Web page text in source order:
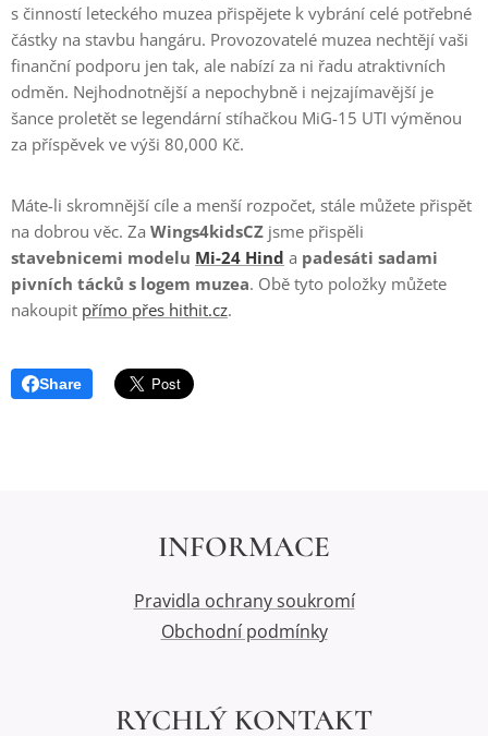
s činností leteckého muzea přispějete k vybrání celé potřebné
částky na stavbu hangáru. Provozovatelé muzea nechtějí vaši
finanční podporu jen tak, ale nabízí za ni řadu atraktivních
odměn. Nejhodnotnější a nepochybně i nejzajímavější je
šance proletět se legendární stíhačkou MiG-15 UTI výměnou
za příspěvek ve výši 80,000 Kč.
Máte-li skromnější cíle a menší rozpočet, stále můžete přispět
na dobrou věc. Za Wings4kidsCZ jsme přispěli
stavebnicemi modelu Mi-24 Hind a padesáti sadami
pivních tácků s logem muzea. Obě tyto položky můžete
nakoupit přímo přes hithit.cz.
Share
INFORMACE
Pravidla ochrany soukromí
Obchodní podmínky
RYCHLÝ KONTAKT